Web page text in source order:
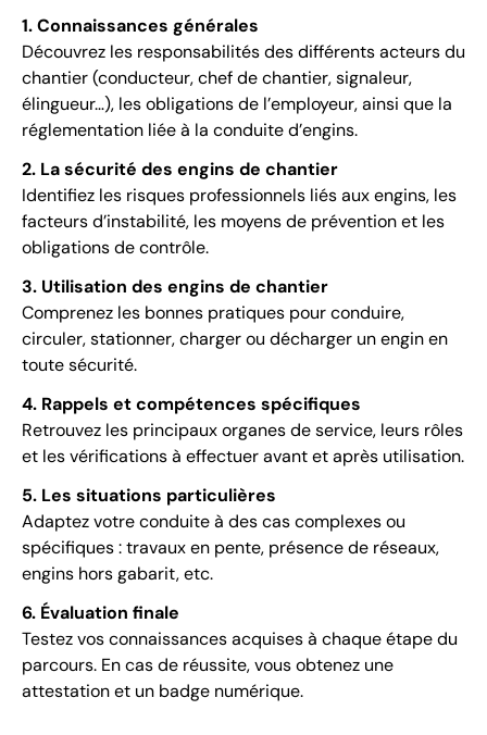
1. Connaissances générales
Découvrez les responsabilités des différents acteurs du
chantier (conducteur, chef de chantier, signaleur,
élingueur…), les obligations de l’employeur, ainsi que la
réglementation liée à la conduite d’engins.
2. La sécurité des engins de chantier
Identifiez les risques professionnels liés aux engins, les
facteurs d’instabilité, les moyens de prévention et les
obligations de contrôle.
3. Utilisation des engins de chantier
Comprenez les bonnes pratiques pour conduire,
circuler, stationner, charger ou décharger un engin en
toute sécurité.
4. Rappels et compétences spécifiques
Retrouvez les principaux organes de service, leurs rôles
et les vérifications à effectuer avant et après utilisation.
5. Les situations particulières
Adaptez votre conduite à des cas complexes ou
spécifiques : travaux en pente, présence de réseaux,
engins hors gabarit, etc.
6. Évaluation finale
Testez vos connaissances acquises à chaque étape du
parcours. En cas de réussite, vous obtenez une
attestation et un badge numérique.